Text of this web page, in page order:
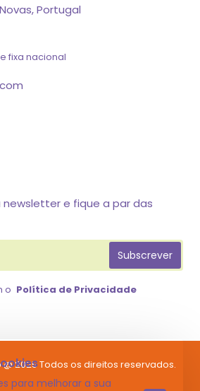
para melhorar a sua
Portugal
fixa nacional
newsletter e fique a par das
Subscrever
o Política de Privacidade
@ 2025 Todos os direitos reservados.